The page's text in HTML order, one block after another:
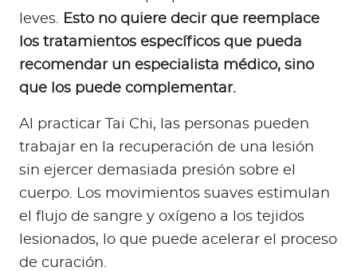
leves. Esto no quiere decir que reemplace
los tratamientos específicos que pueda
recomendar un especialista médico, sino
que los puede complementar.
Al practicar Tai Chi, las personas pueden
trabajar en la recuperación de una lesión
sin ejercer demasiada presión sobre el
cuerpo. Los movimientos suaves estimulan
el flujo de sangre y oxígeno a los tejidos
lesionados, lo que puede acelerar el proceso
de curación.